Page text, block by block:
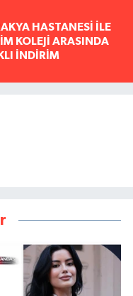
HASTANESİ İLE
KOLEJİ ARASINDA
İNDİRİM